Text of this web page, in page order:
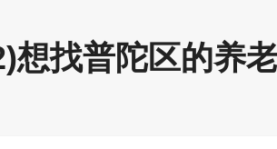
想找普陀区的养